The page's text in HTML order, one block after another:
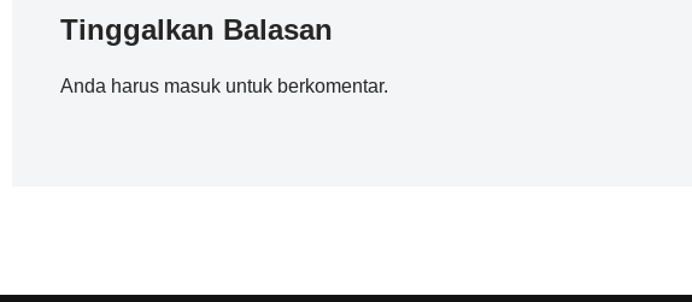
Tinggalkan Balasan
Anda harus masukuntuk berkomentar.